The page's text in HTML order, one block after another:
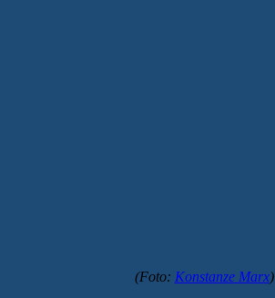
(Foto: Konstanze Marx)